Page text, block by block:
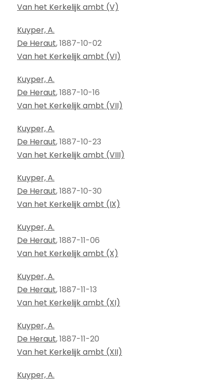
Van het Kerkelijk ambt (V)
Kuyper, A.
De Heraut, 1887-10-02
Van het Kerkelijk ambt (VI)
Kuyper, A.
De Heraut, 1887-10-16
Van het Kerkelijk ambt (VII)
Kuyper, A.
De Heraut, 1887-10-23
Van het Kerkelijk ambt (VIII)
Kuyper, A.
De Heraut, 1887-10-30
Van het Kerkelijk ambt (IX)
Kuyper, A.
De Heraut, 1887-11-06
Van het Kerkelijk ambt (X)
Kuyper, A.
De Heraut, 1887-11-13
Van het Kerkelijk ambt (XI)
Kuyper, A.
De Heraut, 1887-11-20
Van het Kerkelijk ambt (XII)
Kuyper, A.